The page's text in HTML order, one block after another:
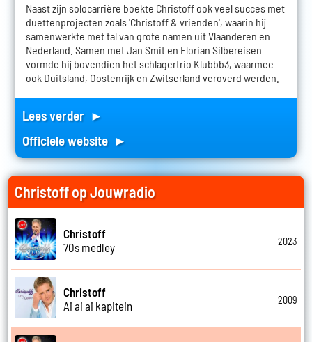
Naast zijn solocarrière boekte Christoff ook veel succes met
duettenprojecten zoals 'Christoff & vrienden', waarin hij
samenwerkte met tal van grote namen uit Vlaanderen en
Nederland. Samen met Jan Smit en Florian Silbereisen
vormde hij bovendien het schlagertrio Klubbb3, waarmee
ook Duitsland, Oostenrijk en Zwitserland veroverd werden.
Lees verder ►
Officiele website ►
Christoff op Jouwradio
Christoff
70s medley
2023
Christoff
Ai ai ai kapitein
2009